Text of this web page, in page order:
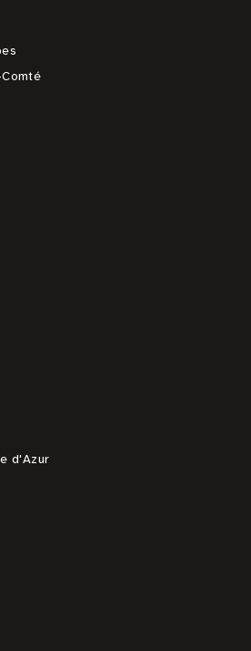
d'Azur